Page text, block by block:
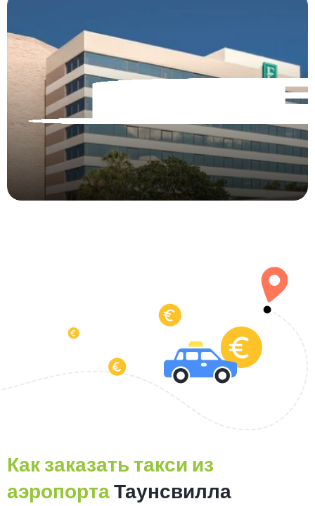
Как заказать такси из
аэропортаТаунсвилла